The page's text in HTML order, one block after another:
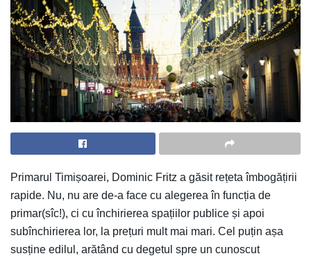
Primarul Timișoarei, Dominic Fritz a găsit rețeta îmbogățirii
rapide. Nu, nu are de-a face cu alegerea în funcția de
primar(sîc!), ci cu închirierea spațiilor publice și apoi
subînchirierea lor, la prețuri mult mai mari. Cel puțin așa
susține edilul, arătând cu degetul spre un cunoscut